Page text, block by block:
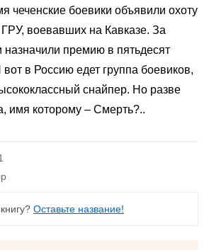
чеченские боевики объявили охоту
воевавших на Кавказе. За
назначили премию в пятьдесят
в Россию едет группа боевиков,
снайпер. Но разве
имя которому – Смерть?..
Оставьте название!